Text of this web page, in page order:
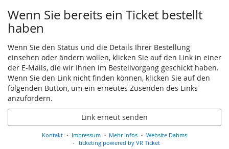
Wenn Sie bereits ein Ticket bestellt
haben
Wenn Sie den Status und die Details Ihrer Bestellung
einsehen oder ändern wollen, klicken Sie auf den Link in einer
der E-Mails, die wir Ihnen im Bestellvorgang geschickt haben.
Wenn Sie den Link nicht finden können, klicken Sie auf den
folgenden Button, um ein erneutes Zusenden des Links
anzufordern.
Link erneut senden
Kontakt Impressum Mehr Infos
Website Dahms
ticketing powered by VR Ticket